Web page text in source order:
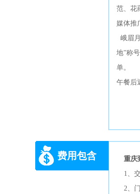
范、花
媒体推
峨眉
地”称
单。
午餐后
费用包含 重庆
1、
2、